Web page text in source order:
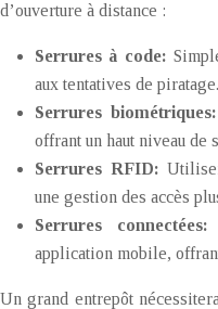
d’ouverture à distance :
Serrures à code:
aux tentatives de piratage.
Serrures biométriques:
offrant un haut niveau de
Serrures RFID:
une gestion des accès
Serrures connectées:
application mobile,
Un grand entrepôt